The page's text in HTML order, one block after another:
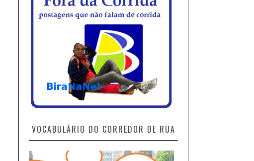
VOCABULÁRIO DO CORREDOR DE RUA